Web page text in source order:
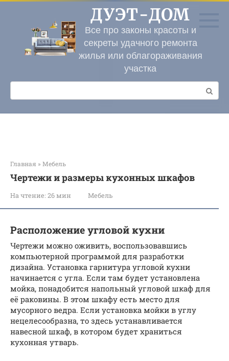
Перейти
контенту
ДУЭТ-ДОМ
Все про законы красоты и
секреты удачного ремонта
жилья или облагораживания
участка
Поиск:
Главная » Мебель
Чертежи и размеры кухонных шкафов
На чтение: 26 мин Мебель
Расположение угловой кухни
Чертежи можно оживить, воспользовавшись
компьютерной программой для разработки
дизайна. Установка гарнитура угловой кухни
начинается с угла. Если там будет установлена
мойка, понадобится напольный угловой шкаф для
её раковины. В этом шкафу есть место для
мусорного ведра. Если установка мойки в углу
нецелесообразна, то здесь устанавливается
навесной шкаф, в котором будет храниться
кухонная утварь.